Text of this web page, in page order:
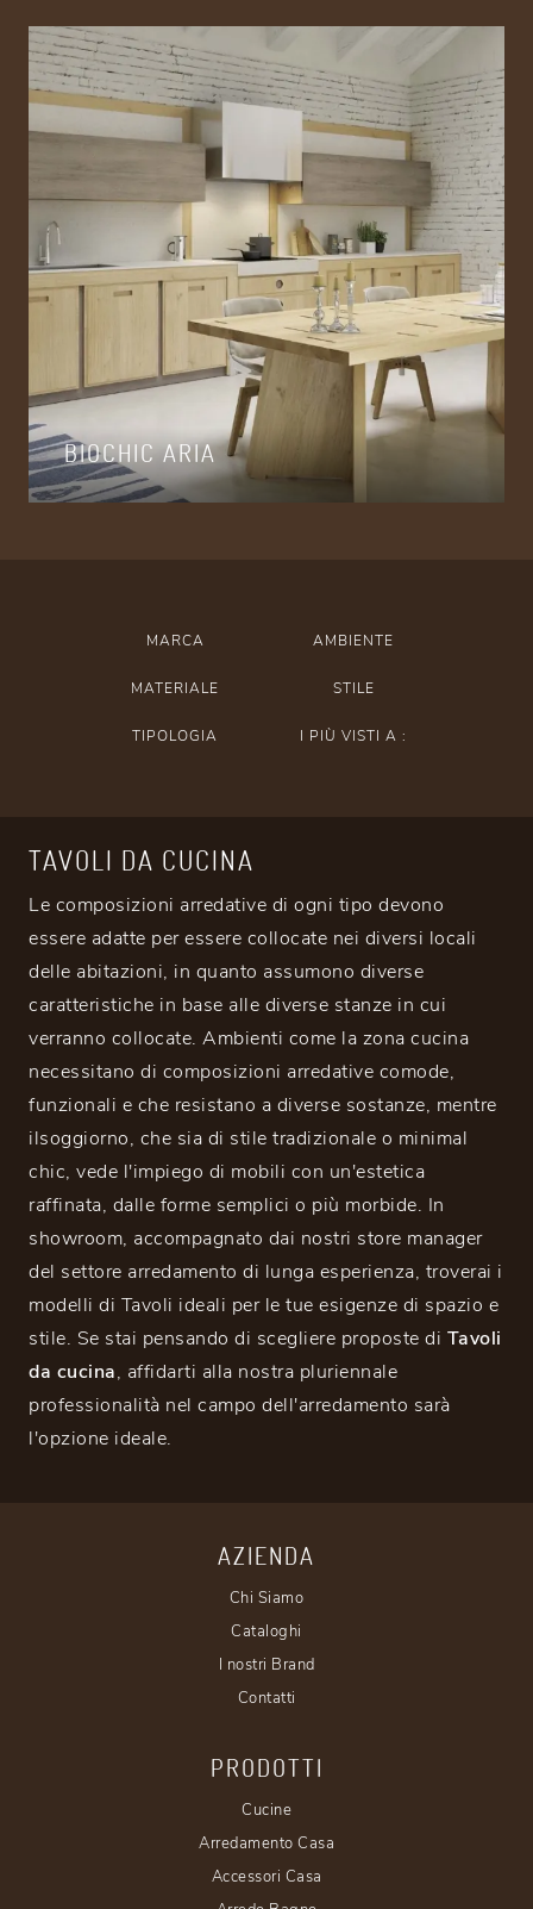
BIOCHIC ARIA
MARCA AMBIENTE
MATERIALE STILE
TIPOLOGIA I PIÙ VISTI A :
TAVOLI DA CUCINA
Le composizioni arredative di ogni tipo devono
essere adatte per essere collocate nei diversi locali
delle abitazioni, in quanto assumono diverse
caratteristiche in base alle diverse stanze in cui
verranno collocate. Ambienti come la zona cucina
necessitano di composizioni arredative comode,
funzionali e che resistano a diverse sostanze, mentre
ilsoggiorno, che sia di stile tradizionale o minimal
chic, vede l'impiego di mobili con un'estetica
raffinata, dalle forme semplici o più morbide. In
showroom, accompagnato dai nostri store manager
del settore arredamento di lunga esperienza, troverai i
modelli di Tavoli ideali per le tue esigenze di spazio e
stile. Se stai pensando di scegliere proposte di Tavoli
da cucina, affidarti alla nostra pluriennale
professionalità nel campo dell'arredamento sarà
l'opzione ideale.
AZIENDA
Chi Siamo
Cataloghi
I nostri Brand
Contatti
PRODOTTI
Cucine
Arredamento Casa
Accessori Casa